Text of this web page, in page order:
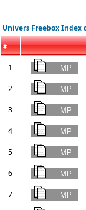
Univers Freebox Index
#
1
2
3
4
5
6
7